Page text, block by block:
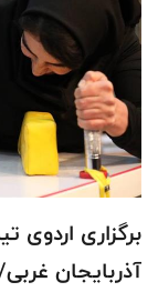
برگزاری اردوی
آذربایجان غربی/ 20 ورزشکار دعوت